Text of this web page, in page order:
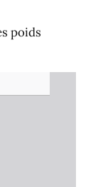
poids